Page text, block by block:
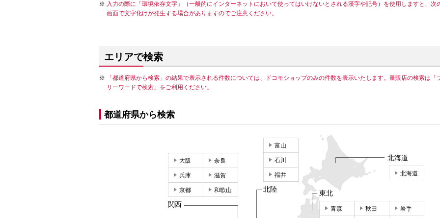
入力の際に「環境依存文字」（一般的にインターネットにおいて使ってはいけないとされる漢字や記号）を使用しますと、次
画面で文字化けが発生する場合がありますのでご注意ください。
エリアで検索
「都道府県から検索」の結果で表示される件数については、ドコモショップのみの件数を表示いたします。量販店の検索は「
リーワードで検索」をご利用ください。
都道府県から検索
北海道
北海道
東北
青森 秋田 岩手
富山
石川
福井
北陸
大阪 奈良
兵庫 滋賀
京都 和歌山
関西